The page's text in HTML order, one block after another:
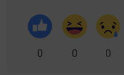
0 0 0